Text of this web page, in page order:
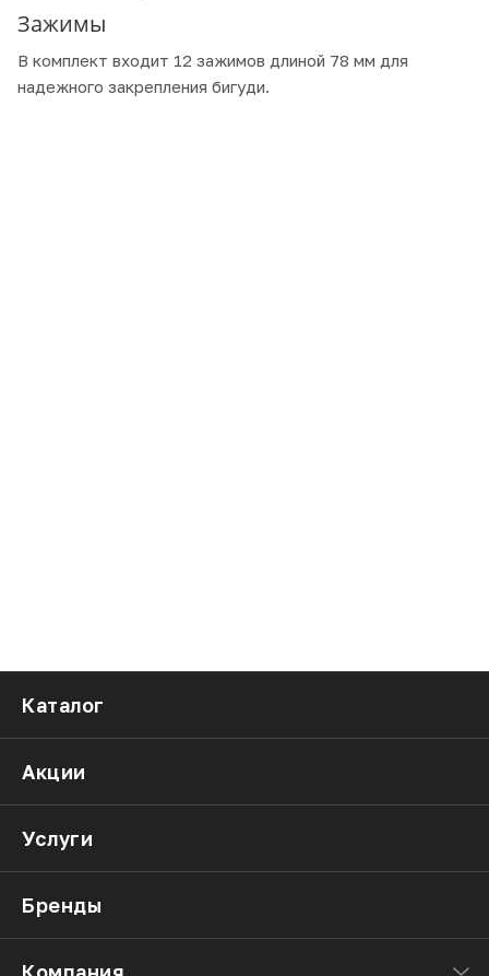
Зажимы
В комплект входит 12 зажимов длиной 78 мм для
надежного закрепления бигуди.
Каталог
Акции
Услуги
Бренды